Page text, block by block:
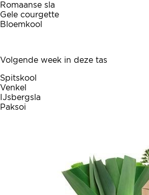
Romaanse sla
Gele courgette
Bloemkool
Volgende week in deze tas
Spitskool
Venkel
IJsbergsla
Paksoi